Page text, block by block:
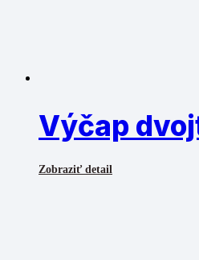
Výčap
Zobraziť detail